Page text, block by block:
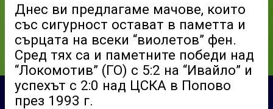
Днес ви предлагаме мачове, които
със сигурност остават в паметта и
сърцата на всеки “виолетов” фен.
Сред тях са и паметните победи над
“Локомотив” (ГО) с 5:2 на “Ивайло” и
успехът с 2:0 над ЦСКА в Попово
през 1993 г.